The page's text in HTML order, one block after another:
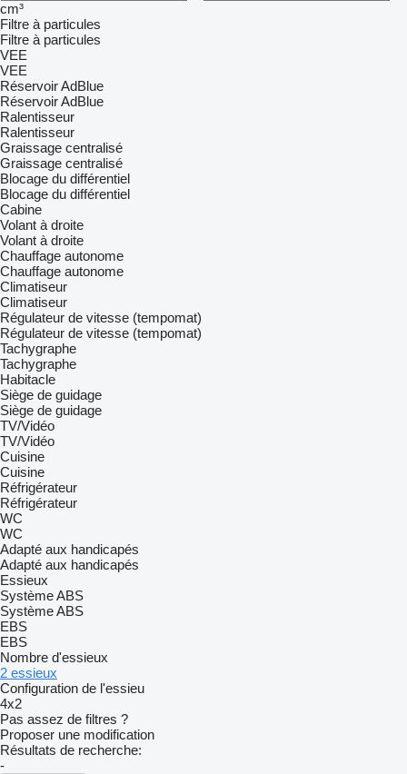
cm³
Filtre à particules
Filtre à particules
VEE
VEE
Réservoir AdBlue
Réservoir AdBlue
Ralentisseur
Ralentisseur
Graissage centralisé
Graissage centralisé
Blocage du différentiel
Blocage du différentiel
Cabine
Volant à droite
Volant à droite
Chauffage autonome
Chauffage autonome
Climatiseur
Climatiseur
Régulateur de vitesse (tempomat)
Régulateur de vitesse (tempomat)
Tachygraphe
Tachygraphe
Habitacle
Siège de guidage
Siège de guidage
TV/Vidéo
TV/Vidéo
Cuisine
Cuisine
Réfrigérateur
Réfrigérateur
WC
WC
Adapté aux handicapés
Adapté aux handicapés
Essieux
Système ABS
Système ABS
EBS
EBS
Nombre d'essieux
2 essieux
Configuration de l'essieu
4x2
Pas assez de filtres ?
Proposer une modification
Résultats de recherche:
-